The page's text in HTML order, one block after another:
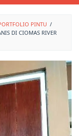
PINTU /
DI CIOMAS RIVER